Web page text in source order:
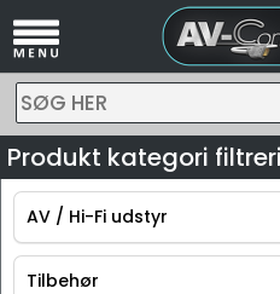
SØG HER
Produkt kategori
AV / Hi-Fi udstyr
AV / Hi-Fi udstyr
Tilbehør